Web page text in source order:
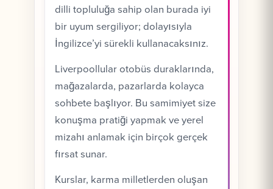
dilli topluluğa sahip olan burada iyi
bir uyum sergiliyor; dolayısıyla
İngilizce’yi sürekli kullanacaksınız.
Liverpoollular otobüs duraklarında,
mağazalarda, pazarlarda kolayca
sohbete başlıyor. Bu samimiyet size
konuşma pratiği yapmak ve yerel
mizahı anlamak için birçok gerçek
fırsat sunar.
Kurslar, karma milletlerden oluşan